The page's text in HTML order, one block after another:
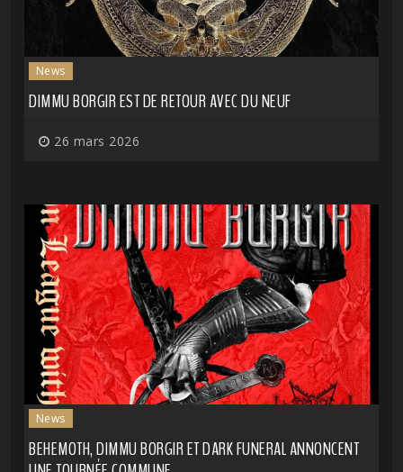
News
DIMMU BORGIR EST DE RETOUR AVEC DU NEUF
26 mars 2026
News
BEHEMOTH, DIMMU BORGIR ET DARK FUNERAL ANNONCENT